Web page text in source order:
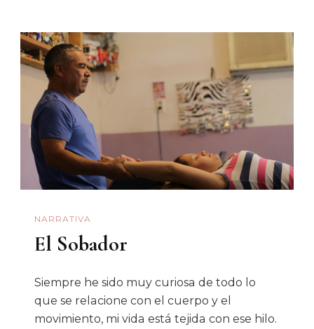
NARRATIVA
El Sobador
Siempre he sido muy curiosa de todo lo
que se relacione con el cuerpo y el
movimiento, mi vida está tejida con ese hilo.